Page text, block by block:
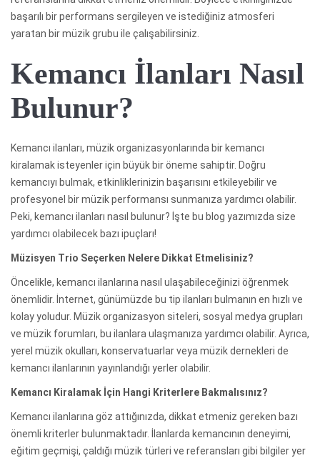
başarılı bir performans sergileyen ve istediğiniz atmosferi
yaratan bir müzik grubu ile çalışabilirsiniz.
Kemancı İlanları Nasıl
Bulunur?
Kemancı ilanları, müzik organizasyonlarında bir kemancı
kiralamak isteyenler için büyük bir öneme sahiptir. Doğru
kemancıyı bulmak, etkinliklerinizin başarısını etkileyebilir ve
profesyonel bir müzik performansı sunmanıza yardımcı olabilir.
Peki, kemancı ilanları nasıl bulunur? İşte bu blog yazımızda size
yardımcı olabilecek bazı ipuçları!
Müzisyen Trio Seçerken Nelere Dikkat Etmelisiniz?
Öncelikle, kemancı ilanlarına nasıl ulaşabileceğinizi öğrenmek
önemlidir. İnternet, günümüzde bu tip ilanları bulmanın en hızlı ve
kolay yoludur. Müzik organizasyon siteleri, sosyal medya grupları
ve müzik forumları, bu ilanlara ulaşmanıza yardımcı olabilir. Ayrıca,
yerel müzik okulları, konservatuarlar veya müzik dernekleri de
kemancı ilanlarının yayınlandığı yerler olabilir.
Kemancı Kiralamak İçin Hangi Kriterlere Bakmalısınız?
Kemancı ilanlarına göz attığınızda, dikkat etmeniz gereken bazı
önemli kriterler bulunmaktadır. İlanlarda kemancının deneyimi,
eğitim geçmişi, çaldığı müzik türleri ve referansları gibi bilgiler yer